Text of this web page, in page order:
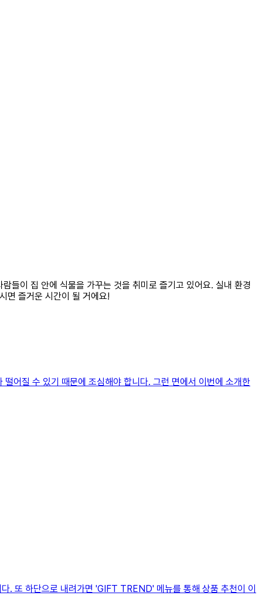
들이 집 안에 식물을 가꾸는 것을 취미로 즐기고 있어요. 실내 환경
면 즐거운 시간이 될 거에요!
어질 수 있기 때문에 조심해야 합니다. 그런 면에서 이번에 소개한
. 또 하단으로 내려가면 'GIFT TREND' 메뉴를 통해 상품 추천이 이